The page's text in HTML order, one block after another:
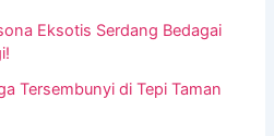
Eksotis Serdang Bedagai
Tersembunyi di Tepi Taman